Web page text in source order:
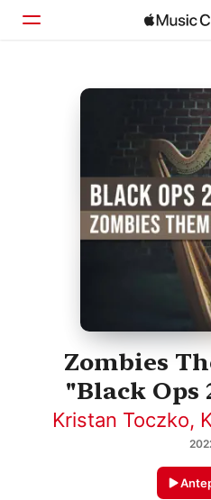
Home
Zombies
"Black Ops
Kristan Toczko,